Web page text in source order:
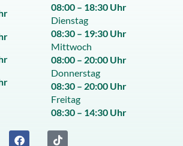
08:00 – 18:30 Uhr
Dienstag
08:30 – 19:30 Uhr
Mittwoch
08:00 – 20:00 Uhr
Donnerstag
08:30 – 20:00 Uhr
Freitag
08:30 – 14:30 Uhr